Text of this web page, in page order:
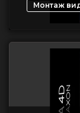
Монтаж